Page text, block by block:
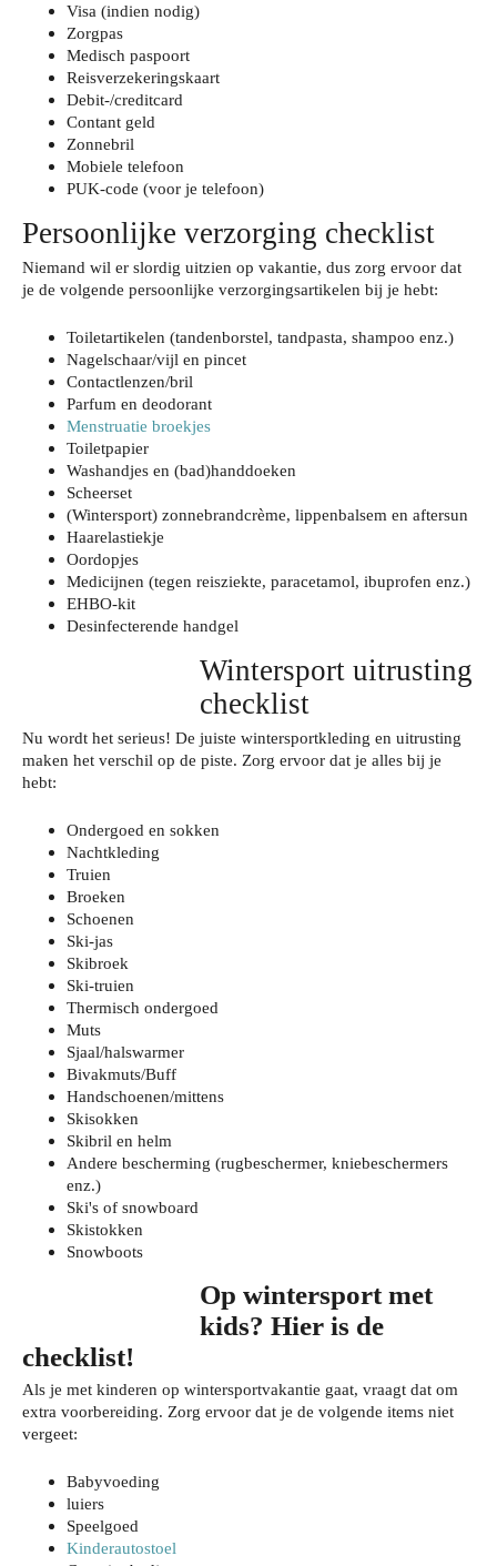
Visa (indien nodig)
Zorgpas
Medisch paspoort
Reisverzekeringskaart
Debit-/creditcard
Contant geld
Zonnebril
Mobiele telefoon
PUK-code (voor je telefoon)
Persoonlijke verzorging checklist
Niemand wil er slordig uitzien op vakantie, dus zorg ervoor dat
je de volgende persoonlijke verzorgingsartikelen bij je hebt:
Toiletartikelen (tandenborstel, tandpasta, shampoo enz.)
Nagelschaar/vijl en pincet
Contactlenzen/bril
Parfum en deodorant
Menstruatie broekjes
Toiletpapier
Washandjes en (bad)handdoeken
Scheerset
(Wintersport) zonnebrandcrème, lippenbalsem en aftersun
Haarelastiekje
Oordopjes
Medicijnen (tegen reisziekte, paracetamol, ibuprofen enz.)
EHBO-kit
Desinfecterende handgel
Wintersport uitrusting
checklist
Nu wordt het serieus! De juiste wintersportkleding en uitrusting
maken het verschil op de piste. Zorg ervoor dat je alles bij je
hebt:
Ondergoed en sokken
Nachtkleding
Truien
Broeken
Schoenen
Ski-jas
Skibroek
Ski-truien
Thermisch ondergoed
Muts
Sjaal/halswarmer
Bivakmuts/Buff
Handschoenen/mittens
Skisokken
Skibril en helm
Andere bescherming (rugbeschermer, kniebeschermers
enz.)
Ski's of snowboard
Skistokken
Snowboots
Op wintersport met
kids? Hier is de
checklist!
Als je met kinderen op wintersportvakantie gaat, vraagt dat om
extra voorbereiding. Zorg ervoor dat je de volgende items niet
vergeet:
Babyvoeding
luiers
Speelgoed
Kinderautostoel